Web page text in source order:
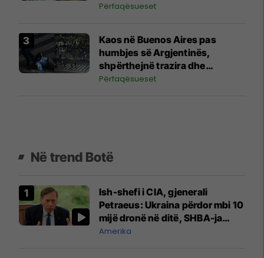
Përfaqësueset
Kaos në Buenos Aires pas
humbjes së Argjentinës,
shpërthejnë trazira dhe
përleshje me policinë
Përfaqësueset
Në trend Botë
Ish-shefi i CIA, gjenerali
Petraeus: Ukraina përdor mbi 10
mijë dronë në ditë, SHBA-ja
mbetet shumë prapa në
Amerika